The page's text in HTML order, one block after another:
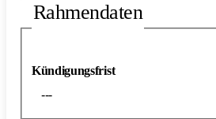
Rahmendaten
Kündigungsfrist
---